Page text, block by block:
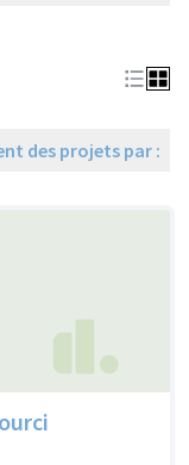
des projets par :